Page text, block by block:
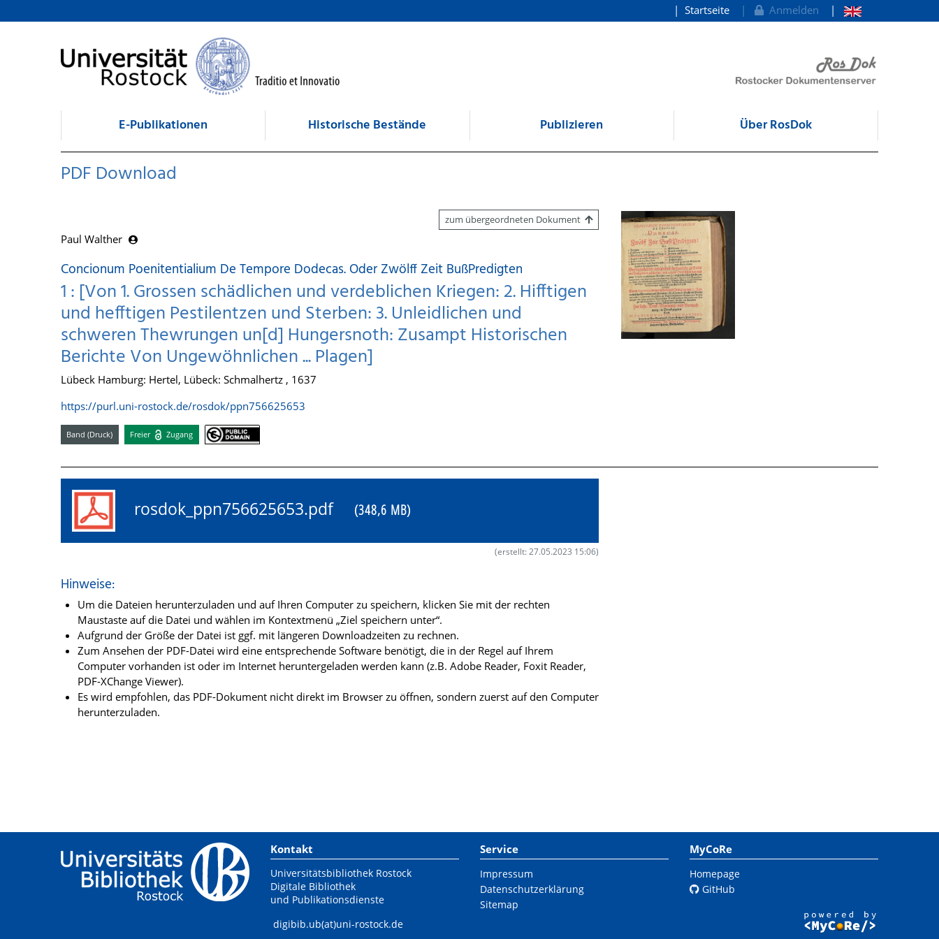
zum Inhalt
Startseite Anmelden
E-Publikationen Historische Bestände Publizieren Über RosDok
PDF Download
zum übergeordneten Dokument
Paul Walther
Concionum Poenitentialium De Tempore Dodecas. Oder Zwölff Zeit BußPredigten
1 : [Von 1. Grossen schädlichen und verdeblichen Kriegen: 2. Hifftigen
und hefftigen Pestilentzen und Sterben: 3. Unleidlichen und
schweren Thewrungen un[d] Hungersnoth: Zusampt Historischen
Berichte Von Ungewöhnlichen ... Plagen]
Lübeck Hamburg: Hertel, Lübeck: Schmalhertz , 1637
https://purl.uni-rostock.de/rosdok/ppn756625653
Band (Druck) Freier Zugang
rosdok_ppn756625653.pdf (348,6 MB)
(erstellt: 27.05.2023 15:06)
Hinweise:
Um die Dateien herunterzuladen und auf Ihren Computer zu speichern, klicken Sie mit der rechten
Maustaste auf die Datei und wählen im Kontextmenü „Ziel speichern unter“.
Aufgrund der Größe der Datei ist ggf. mit längeren Downloadzeiten zu rechnen.
Zum Ansehen der PDF-Datei wird eine entsprechende Software benötigt, die in der Regel auf Ihrem
Computer vorhanden ist oder im Internet heruntergeladen werden kann (z.B. Adobe Reader, Foxit Reader,
PDF-XChange Viewer).
Es wird empfohlen, das PDF-Dokument nicht direkt im Browser zu öffnen, sondern zuerst auf den Computer
herunterzuladen.
Kontakt
Universitätsbibliothek Rostock
Digitale Bibliothek
und Publikationsdienste
digibib.ub(at)uni-rostock.de
Service
Impressum
Datenschutzerklärung
Sitemap
MyCoRe
Homepage
GitHub